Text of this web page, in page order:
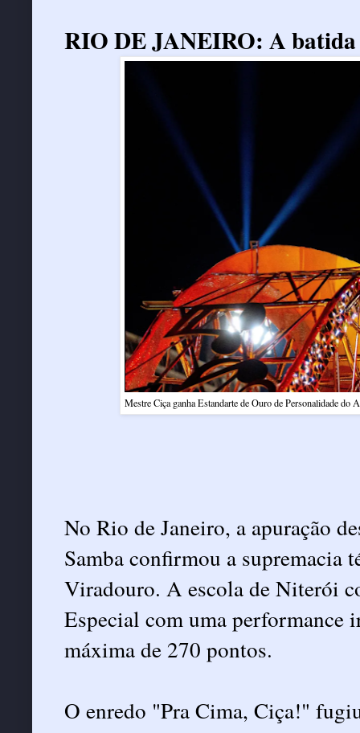
RIO DE JANEIRO: A
Mestre Ciça ganha Estandarte de Ouro de Personalidade do
No Rio de Janeiro, a apuração
Samba confirmou a supremacia
Viradouro. A escola de Niterói
Especial com uma performance
máxima de 270 pontos.
O enredo "Pra Cima, Ciça!"